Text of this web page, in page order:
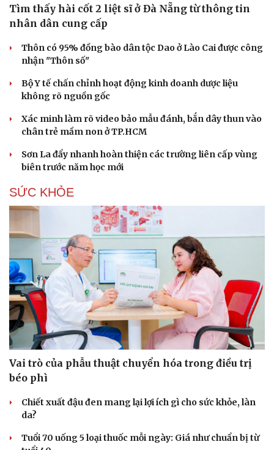
Tìm thấy hài cốt 2 liệt sĩ ở Đà Nẵng từ thông tin
nhân dân cung cấp
Thôn có 95% đồng bào dân tộc Dao ở Lào Cai được công
nhận "Thôn số"
Bộ Y tế chấn chỉnh hoạt động kinh doanh dược liệu
không rõ nguồn gốc
Xác minh làm rõ video bảo mẫu đánh, bắn dây thun vào
chân trẻ mầm non ở TP.HCM
Sơn La đẩy nhanh hoàn thiện các trường liên cấp vùng
biên trước năm học mới
SỨC KHỎE
Vai trò của phẫu thuật chuyển hóa trong điều trị
béo phì
Chiết xuất đậu đen mang lại lợi ích gì cho sức khỏe, làn
da?
Tuổi 70 uống 5 loại thuốc mỗi ngày: Giá như chuẩn bị từ